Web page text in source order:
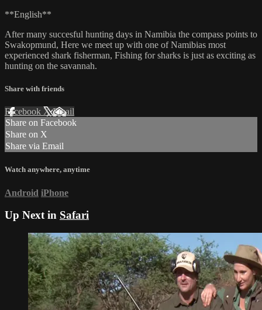
**English**
After many succesful hunting days in Namibia the compass points to
Swakopmund, Here we meet up with one of Namibias most
experienced shark fisherman, Fishing for sharks is just as exciting as
hunting on the savannah.
Share with friends
Facebook XEmail
Share on Facebook
Share on X
Share via Email
Watch anywhere, anytime
Android iPhone
Up Next in Safari